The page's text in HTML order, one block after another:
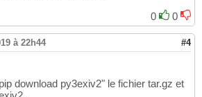
0
0
à 22h44 #4
download py3exiv2" le fichier tar.gz et